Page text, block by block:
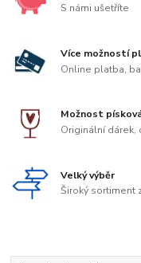
S námi ušetříte
Více možností
Online platba,
Možnost
Originální dárek,
Velký výběr
Široký sortiment